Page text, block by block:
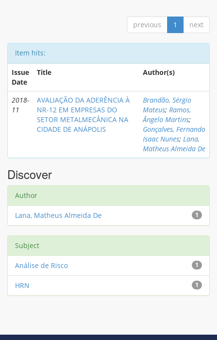
previous 1 next
Item hits:
Issue
Date
Title Author(s)
2018-
11
AVALIAÇÃO DA ADERÊNCIA À
NR-12 EM EMPRESAS DO
SETOR METALMECÂNICA NA
CIDADE DE ANÁPOLIS
Brandão, Sérgio
Mateus; Ramos,
Ângelo Martins;
Gonçalves, Fernando
Isaac Nunes; Lana,
Matheus Almeida De
Discover
Author
1
Lana, Matheus Almeida De
Subject
1
Análise de Risco
1
HRN